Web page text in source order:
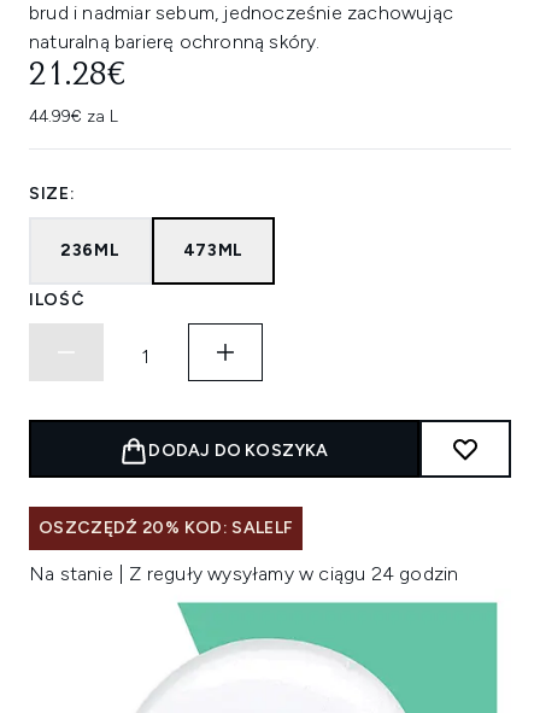
brud i nadmiar sebum, jednocześnie zachowując
naturalną barierę ochronną skóry.
21.28€
44.99€ za L
SIZE:
236ML 473ML
ILOŚĆ
DODAJ DO KOSZYKA
OSZCZĘDŹ 20% KOD: SALELF
Na stanie | Z reguły wysyłamy w ciągu 24 godzin